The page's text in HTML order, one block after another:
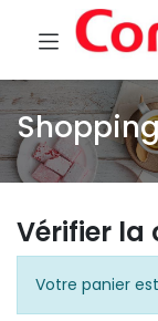
Vérifier la
Votre panier